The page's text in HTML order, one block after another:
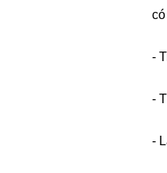
-
-
-